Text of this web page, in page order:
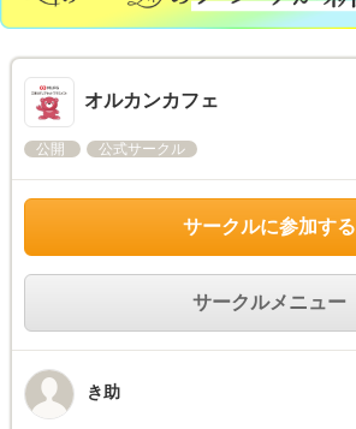
オルカンカフェ
公開 公式サークル
サークルに参加する
サークルメニュー
き助